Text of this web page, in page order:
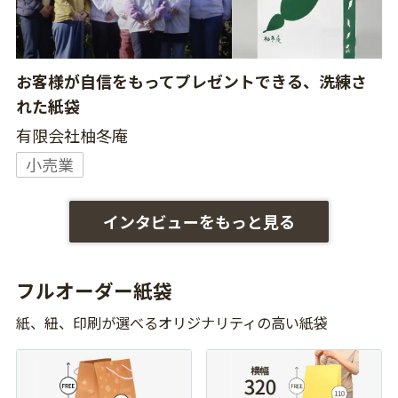
お客様が自信をもってプレゼントできる、洗練さ
れた紙袋
有限会社柚冬庵
小売業
インタビューをもっと見る
フルオーダー紙袋
紙、紐、印刷が選べるオリジナリティの高い紙袋